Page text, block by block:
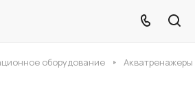
оборудование Акватренажеры